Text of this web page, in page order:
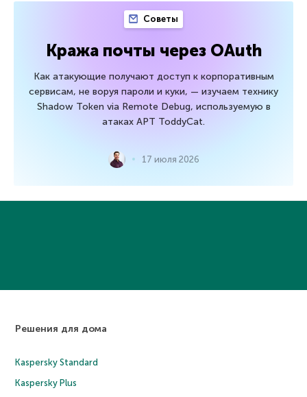
Советы
Кража почты через OAuth
Как атакующие получают доступ к корпоративным
сервисам, не воруя пароли и куки, — изучаем технику
Shadow Token via Remote Debug, используемую в
атаках APT ToddyCat.
17 июля 2026
Решения для дома
Kaspersky Standard
Kaspersky Plus